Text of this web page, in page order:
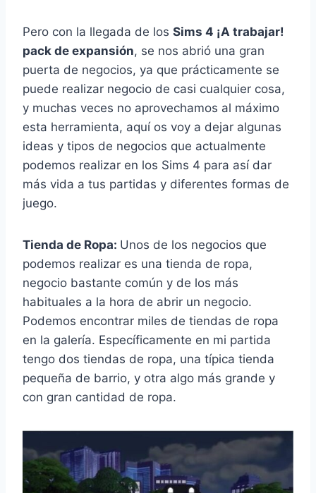
Pero con la llegada de los Sims 4 ¡A trabajar!
pack de expansión, se nos abrió una gran
puerta de negocios, ya que prácticamente se
puede realizar negocio de casi cualquier cosa,
y muchas veces no aprovechamos al máximo
esta herramienta, aquí os voy a dejar algunas
ideas y tipos de negocios que actualmente
podemos realizar en los Sims 4 para así dar
más vida a tus partidas y diferentes formas de
juego.
Tienda de Ropa: Unos de los negocios que
podemos realizar es una tienda de ropa,
negocio bastante común y de los más
habituales a la hora de abrir un negocio.
Podemos encontrar miles de tiendas de ropa
en la galería. Específicamente en mi partida
tengo dos tiendas de ropa, una típica tienda
pequeña de barrio, y otra algo más grande y
con gran cantidad de ropa.